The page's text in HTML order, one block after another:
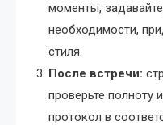
моменты,
необходимости,
стиля.
После встречи:
проверьте полноту
протокол в